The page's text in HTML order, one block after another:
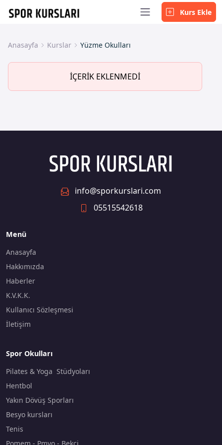
Kurs Ekle
Anasayfa Kurslar Yüzme Okulları
İÇERİK EKLENMEDİ
info@sporkurslari.com
05515542618
Menü
Anasayfa
Hakkımızda
Haberler
K.V.K.K.
Kullanıcı Sözleşmesi
İletişim
Spor Okulları
Pilates & Yoga Stüdyoları
Hentbol
Yakın Dövüş Sporları
Besyo kursları
Tenis